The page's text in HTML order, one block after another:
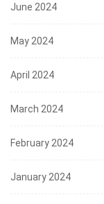
June 2024
May 2024
April 2024
March 2024
February 2024
January 2024